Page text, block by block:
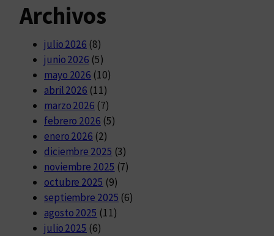
Archivos
julio 2026 (8)
junio 2026 (5)
mayo 2026 (10)
abril 2026 (11)
marzo 2026 (7)
febrero 2026 (5)
enero 2026 (2)
diciembre 2025 (3)
noviembre 2025 (7)
octubre 2025 (9)
septiembre 2025 (6)
agosto 2025 (11)
julio 2025 (6)